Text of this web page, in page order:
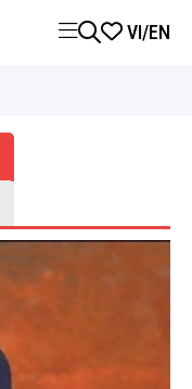
VI/EN